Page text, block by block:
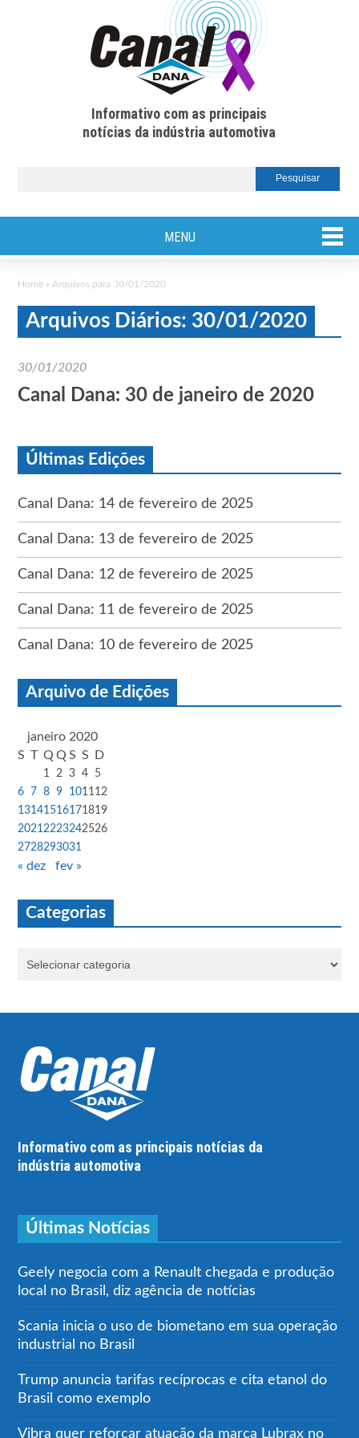
Informativo com as principais
notícias da indústria automotiva
MENU
Home » Arquivos para 30/01/2020
Arquivos Diários: 30/01/2020
30/01/2020
Canal Dana: 30 de janeiro de 2020
Últimas Edições
Canal Dana: 14 de fevereiro de 2025
Canal Dana: 13 de fevereiro de 2025
Canal Dana: 12 de fevereiro de 2025
Canal Dana: 11 de fevereiro de 2025
Canal Dana: 10 de fevereiro de 2025
Arquivo de Edições
janeiro 2020
S T Q Q S S D
1 2 3 4
5
6
7 8 9 1011 12
13141516171819
2021 2223242526
2728293031
« dez fev »
Categorias
Informativo com as principais notícias da
indústria automotiva
Últimas Notícias
Geely negocia com a Renault chegada e produção
local no Brasil, diz agência de notícias
Scania inicia o uso de biometano em sua operação
industrial no Brasil
Trump anuncia tarifas recíprocas e cita etanol do
Brasil como exemplo
Vibra quer reforçar atuação da marca Lubrax no